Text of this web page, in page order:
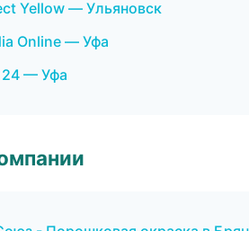
Yellow — Ульяновск
Online — Уфа
24 — Уфа